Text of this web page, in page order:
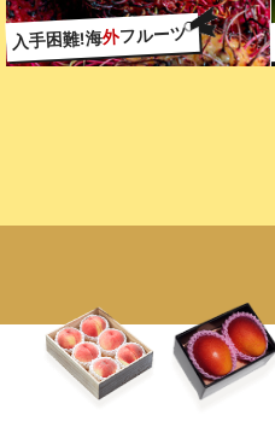
入手困難!海外フルーツ